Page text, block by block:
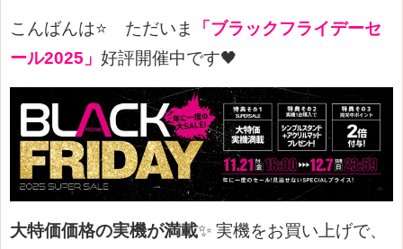
こんばんは⭐ ただいま
「ブラックフライデーセ
ール2025」 好評開催中です🖤
大特価価格の実機が満載✨ 実機をお買い上げで、